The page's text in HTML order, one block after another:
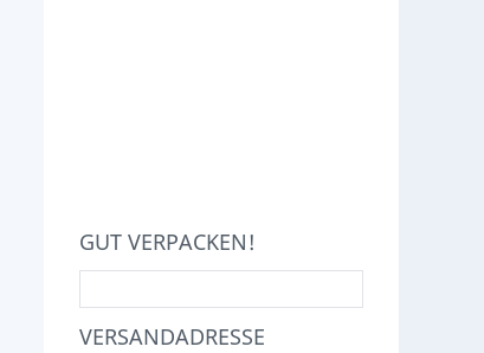
GUT VERPACKEN!
VERSANDADRESSE